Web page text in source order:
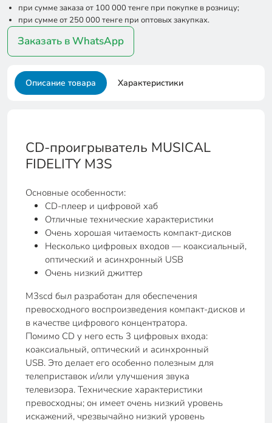
при сумме заказа от 100 000 тенге при покупке в розницу;
при сумме от 250 000 тенге при оптовых закупках.
Заказать в WhatsApp
Описание товара Характеристики
CD-проигрыватель MUSICAL
FIDELITY M3S
Основные особенности:
CD-плеер и цифровой хаб
Отличные технические характеристики
Очень хорошая читаемость компакт-дисков
Несколько цифровых входов — коаксиальный,
оптический и асинхронный USB
Очень низкий джиттер
M3scd был разработан для обеспечения
превосходного воспроизведения компакт-дисков и
в качестве цифрового концентратора.
Помимо CD у него есть 3 цифровых входа:
коаксиальный, оптический и асинхронный
USB. Это делает его особенно полезным для
телеприставок и/или улучшения звука
телевизора. Технические характеристики
превосходны; он имеет очень низкий уровень
искажений, чрезвычайно низкий уровень